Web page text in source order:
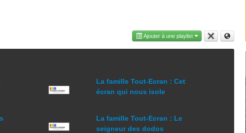
Ajouter à une playlist
La famille Tout-Ecran : Cet
écran qui nous isole
La famille Tout-Ecran : Le
seigneur des dodos